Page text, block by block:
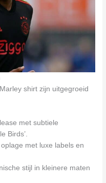
shirt zijn uitgegroeid
met subtiele
Birds’.
met luxe labels en
stijl in kleinere maten